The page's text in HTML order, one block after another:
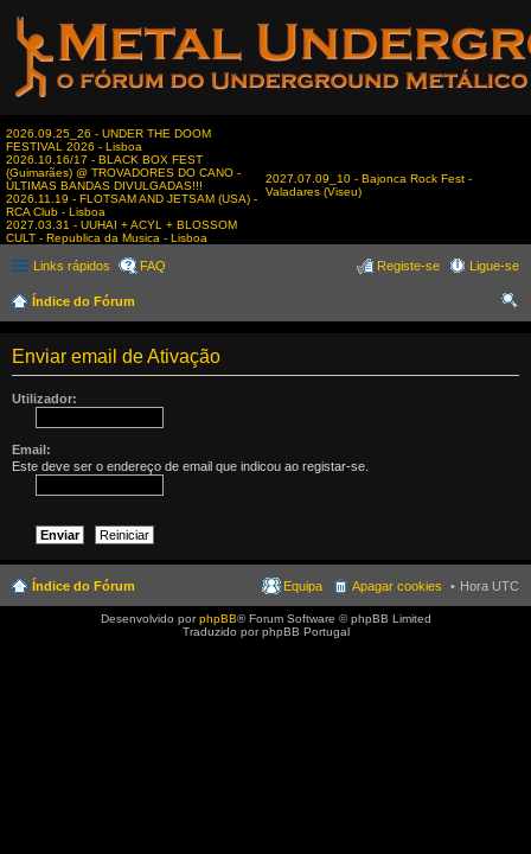
2026.09.25_26 - UNDER THE DOOM
FESTIVAL 2026 - Lisboa
2026.10.16/17 - BLACK BOX FEST
(Guimarães) @ TROVADORES DO CANO -
ÚLTIMAS BANDAS DIVULGADAS!!!
2026.11.19 - FLOTSAM AND JETSAM (USA) -
RCA Club - Lisboa
2027.03.31 - UUHAI + ACYL + BLOSSOM
CULT - Republica da Musica - Lisboa
2027.07.09_10 - Bajonca Rock Fest -
Valadares (Viseu)
Links rápidos FAQ Ligue-se
Registe-se
Índice do Fórum
Enviar email de Ativação
Utilizador:
Email:
Este deve ser o endereço de email que indicou ao registar-se.
Índice do Fórum Hora UTC
Apagar cookies
Equipa
Desenvolvido porphpBB® Forum Software © phpBB Limited
Traduzido por phpBB Portugal